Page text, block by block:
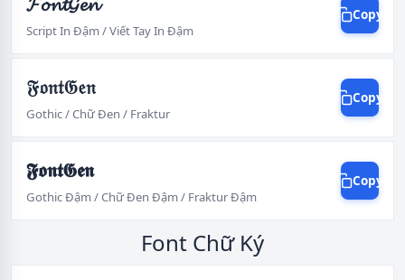
Script In Đậm / Viết Tay In Đậm
Copy
𝔉𝔬𝔫𝔱𝔊𝔢𝔫
Gothic / Chữ Đen / Fraktur
Copy
𝕱𝖔𝖓𝖙𝕲𝖊𝖓
Gothic Đậm / Chữ Đen Đậm / Fraktur Đậm
Copy
Font Chữ Ký